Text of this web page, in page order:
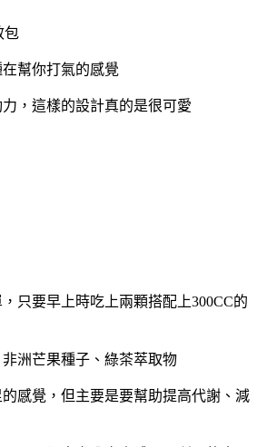
包
幫你打氣的感覺
，這樣的設計真的是很可愛
只要早上時吃上兩顆搭配上300CC的
洲芒果種子、綠茶萃取物
感覺，但主要是要幫助提高代謝、減